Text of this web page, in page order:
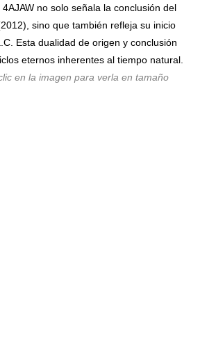
no solo señala la conclusión del
sino que también refleja su inicio
Esta dualidad de origen y conclusión
eternos inherentes al tiempo natural.
en la imagen para verla en tamaño